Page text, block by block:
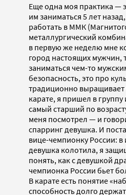
Еще одна моя практика —
им заниматься 5 лет
работать в ММК
металлургический
в первую же неделю мне
город настоящих мужчин,
заниматься чем-то
безопасность, это про
традиционно
карате, я пришел в группу
самый старший по
меня посмотрел — и
спарринг девушка. И
вице-чемпионку России: в
девушка колотила, я
понять, как с девушкой
чемпионка России бьет
В карате есть понятие
способность долго